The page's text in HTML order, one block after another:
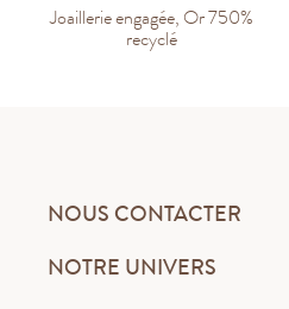
Joaillerie engagée, Or 750%
recyclé
NOUS CONTACTER
NOTRE UNIVERS